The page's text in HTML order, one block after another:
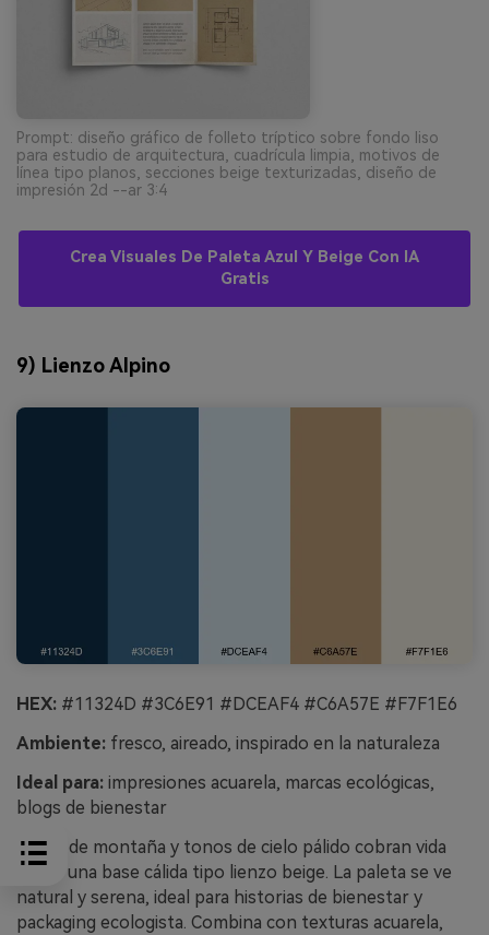
Prompt: diseño gráfico de folleto tríptico sobre fondo liso
para estudio de arquitectura, cuadrícula limpia, motivos de
línea tipo planos, secciones beige texturizadas, diseño de
impresión 2d --ar 3:4
Crea Visuales De Paleta Azul Y Beige Con IA
Gratis
9) Lienzo Alpino
HEX: #11324D #3C6E91 #DCEAF4 #C6A57E #F7F1E6
Ambiente: fresco, aireado, inspirado en la naturaleza
Ideal para: impresiones acuarela, marcas ecológicas,
blogs de bienestar
El aire de montaña y tonos de cielo pálido cobran vida
sobre una base cálida tipo lienzo beige. La paleta se ve
natural y serena, ideal para historias de bienestar y
packaging ecologista. Combina con texturas acuarela,